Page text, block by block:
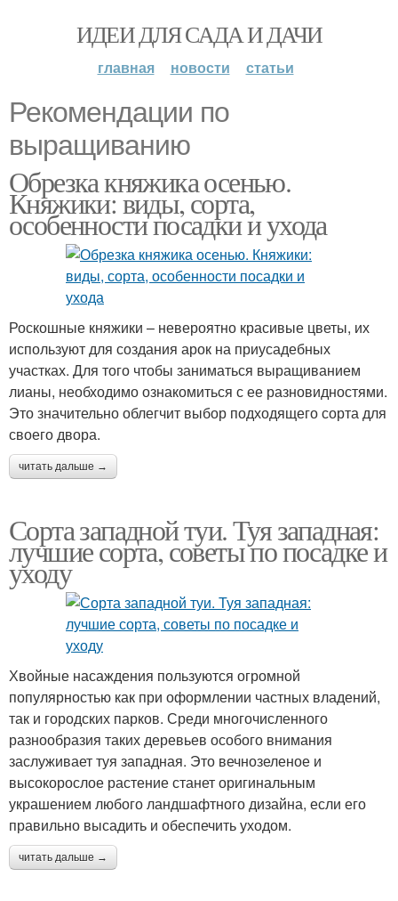
ИДЕИ ДЛЯ САДА И ДАЧИ
главная новости статьи
Рекомендации по
выращиванию
Обрезка княжика осенью.
Княжики: виды, сорта,
особенности посадки и ухода
Роскошные княжики – невероятно красивые цветы, их
используют для создания арок на приусадебных
участках. Для того чтобы заниматься выращиванием
лианы, необходимо ознакомиться с ее разновидностями.
Это значительно облегчит выбор подходящего сорта для
своего двора.
читать дальше →
Сорта западной туи. Туя западная:
лучшие сорта, советы по посадке и
уходу
Хвойные насаждения пользуются огромной
популярностью как при оформлении частных владений,
так и городских парков. Среди многочисленного
разнообразия таких деревьев особого внимания
заслуживает туя западная. Это вечнозеленое и
высокорослое растение станет оригинальным
украшением любого ландшафтного дизайна, если его
правильно высадить и обеспечить уходом.
читать дальше →